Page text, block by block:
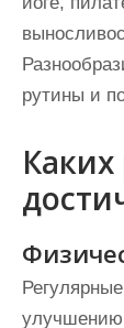
рутины и
улучшению